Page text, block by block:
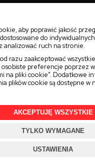
aby poprawić jakość
do
analizować ruch na stronie.
razu zaakceptować
preferencje poprzez
na pliki cookie”. Dodatkowe
plików cookie są dostępne w
AKCEPTUJĘ WSZYSTKIE
TYLKO WYMAGANE
USTAWIENIA
Prawa Zastrzeżone